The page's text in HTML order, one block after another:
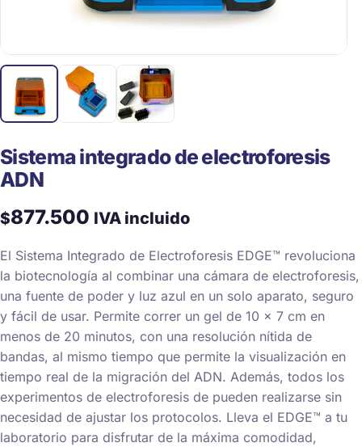
Sistema integrado de electroforesis
ADN
$877.500 IVA incluido
El Sistema Integrado de Electroforesis EDGE™ revoluciona
la biotecnología al combinar una cámara de electroforesis,
una fuente de poder y luz azul en un solo aparato, seguro
y fácil de usar. Permite correr un gel de 10 x 7 cm en
menos de 20 minutos, con una resolución nítida de
bandas, al mismo tiempo que permite la visualización en
tiempo real de la migración del ADN. Además, todos los
experimentos de electroforesis de pueden realizarse sin
necesidad de ajustar los protocolos. Lleva el EDGE™ a tu
laboratorio para disfrutar de la máxima comodidad,